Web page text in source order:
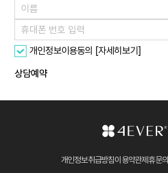
개인정보이용동의 [자세히보기]
상담예약
개인정보취급방침이용약관제휴문의